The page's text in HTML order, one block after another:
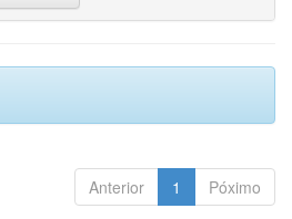
Anterior 1 Póximo